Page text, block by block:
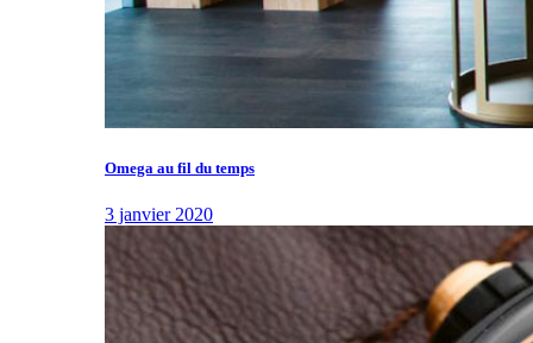
Omega au fil du temps
3 janvier 2020